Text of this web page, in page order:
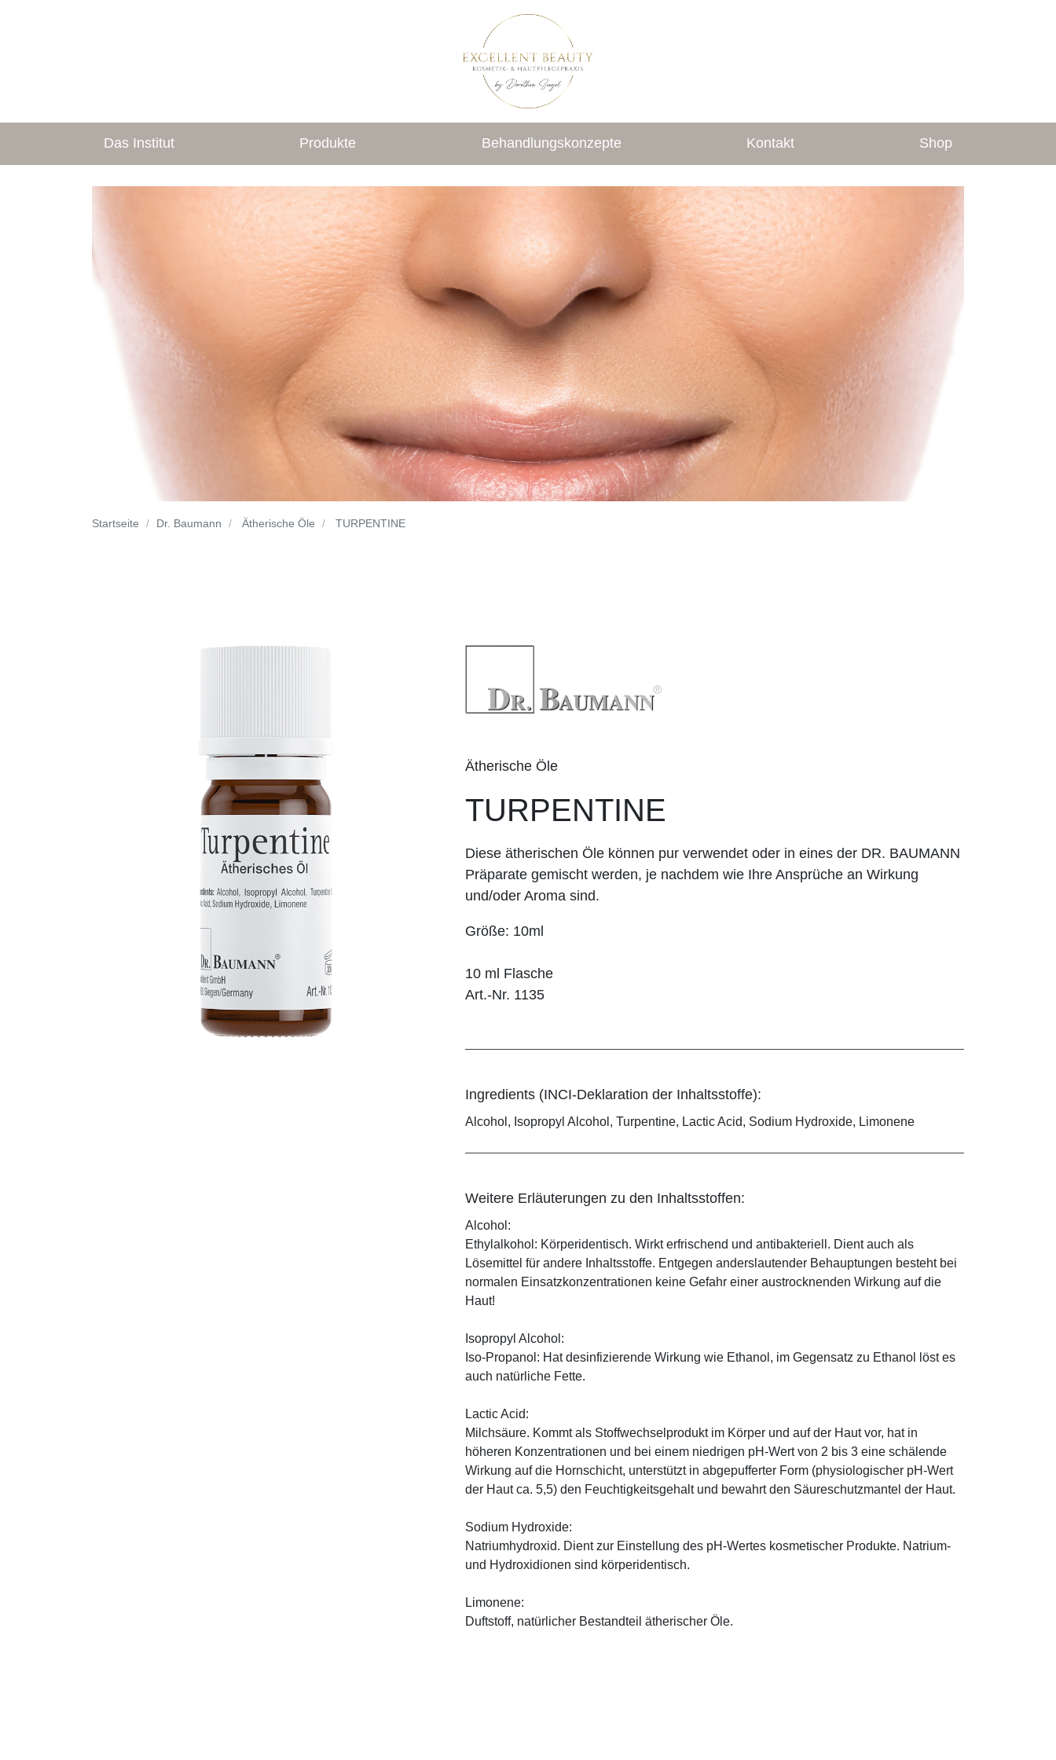
Das Institut Produkte Behandlungskonzepte Kontakt Shop
Startseite Dr. Baumann Ätherische Öle TURPENTINE
Ätherische Öle
TURPENTINE
Diese ätherischen Öle können pur verwendet oder in eines der DR. BAUMANN
Präparate gemischt werden, je nachdem wie Ihre Ansprüche an Wirkung
und/oder Aroma sind.
Größe: 10ml
10 ml Flasche
Art.-Nr. 1135
Ingredients (INCI-Deklaration der Inhaltsstoffe):
Alcohol, Isopropyl Alcohol, Turpentine, Lactic Acid, Sodium Hydroxide, Limonene
Weitere Erläuterungen zu den Inhaltsstoffen:
Alcohol:
Ethylalkohol: Körperidentisch. Wirkt erfrischend und antibakteriell. Dient auch als
Lösemittel für andere Inhaltsstoffe. Entgegen anderslautender Behauptungen besteht bei
normalen Einsatzkonzentrationen keine Gefahr einer austrocknenden Wirkung auf die
Haut!
Isopropyl Alcohol:
Iso-Propanol: Hat desinfizierende Wirkung wie Ethanol, im Gegensatz zu Ethanol löst es
auch natürliche Fette.
Lactic Acid:
Milchsäure. Kommt als Stoffwechselprodukt im Körper und auf der Haut vor, hat in
höheren Konzentrationen und bei einem niedrigen pH-Wert von 2 bis 3 eine schälende
Wirkung auf die Hornschicht, unterstützt in abgepufferter Form (physiologischer pH-Wert
der Haut ca. 5,5) den Feuchtigkeitsgehalt und bewahrt den Säureschutzmantel der Haut.
Sodium Hydroxide:
Natriumhydroxid. Dient zur Einstellung des pH-Wertes kosmetischer Produkte. Natrium-
und Hydroxidionen sind körperidentisch.
Limonene:
Duftstoff, natürlicher Bestandteil ätherischer Öle.